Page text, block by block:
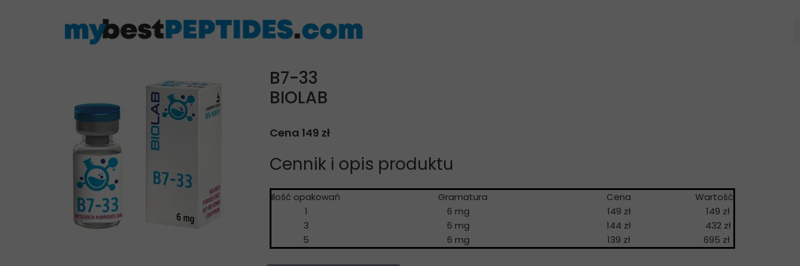
B7-33
BIOLAB
Cena 149 zł
Cennik i opis produktu
Ilość opakowań Gramatura Cena Wartość
1
6 mg 149 zł
149 zł
3
6 mg 144 zł
432 zł
5
6 mg 139 zł 695 zł